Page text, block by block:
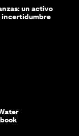
un activo
incertidumbre